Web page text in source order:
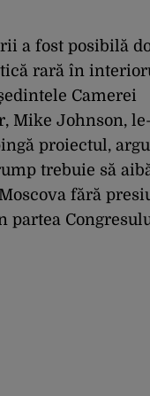
a fost posibilă
rară în
Camerei
Mike Johnson,
proiectul,
trebuie să
fără
partea